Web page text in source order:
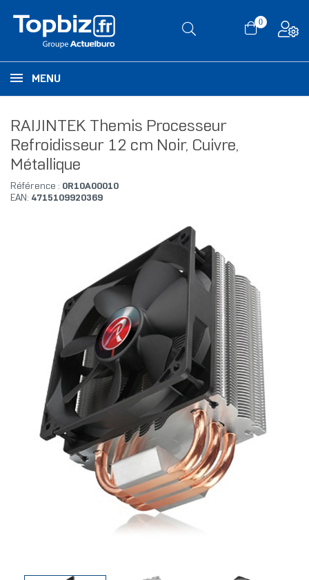
0
MENU
RAIJINTEK Themis Processeur
Refroidisseur 12 cm Noir, Cuivre,
Métallique
Référence : 0R10A00010
EAN: 4715109920369